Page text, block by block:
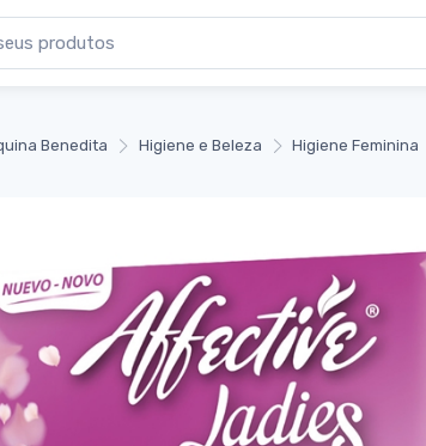
Benedita Higiene e Beleza Higiene Feminina